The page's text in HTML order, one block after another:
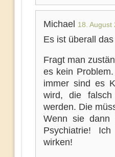
Michael 18. August
Es ist überall
Fragt man
es kein
immer sind es
wird, die falsch
werden. Die
Wenn sie
Psychiatrie!
wirken!